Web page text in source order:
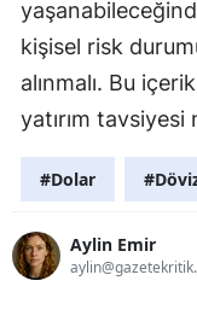
kişisel risk
alınmalı. Bu
yatırım
#Dolar
Aylin Emir